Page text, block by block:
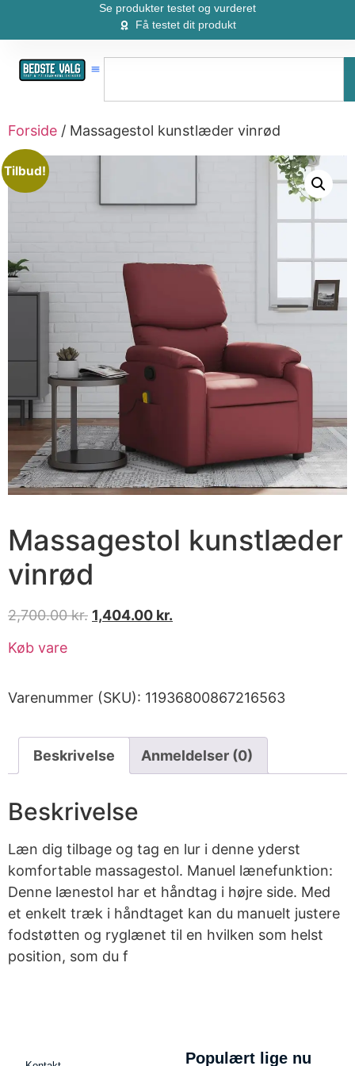
Se produkter testet og vurderet
Få testet dit produkt
Forside / Massagestol kunstlæder vinrød
Tilbud!
Massagestol kunstlæder
vinrød
2,700.00kr. 1,404.00 kr.
Køb vare
Varenummer (SKU): 11936800867216563
Beskrivelse Anmeldelser (0)
Beskrivelse
Læn dig tilbage og tag en lur i denne yderst
komfortable massagestol. Manuel lænefunktion:
Denne lænestol har et håndtag i højre side. Med
et enkelt træk i håndtaget kan du manuelt justere
fodstøtten og ryglænet til en hvilken som helst
position, som du f
Populært lige nu